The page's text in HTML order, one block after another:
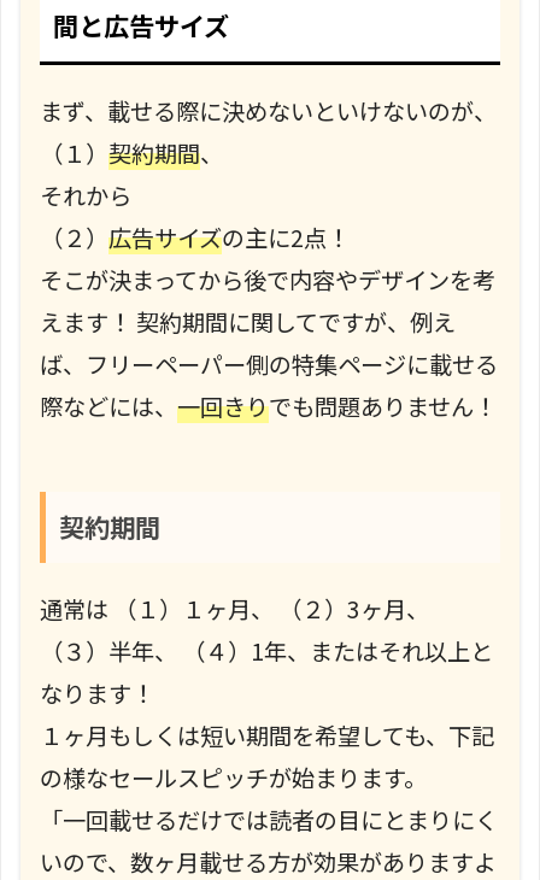
間と広告サイズ
まず、載せる際に決めないといけないのが、
（１） 契約期間、
それから
（２） 広告サイズの主に2点！
そこが決まってから後で内容やデザインを考
えます！ 契約期間に関してですが、例え
ば、フリーペーパー側の特集ページに載せる
際などには、 一回きりでも問題ありません！
契約期間
通常は （１）１ヶ月、 （２）3ヶ月、
（３）半年、 （４）1年、またはそれ以上と
なります！
１ヶ月もしくは短い期間を希望しても、下記
の様なセールスピッチが始まります。
「一回載せるだけでは読者の目にとまりにく
いので、数ヶ月載せる方が効果がありますよ